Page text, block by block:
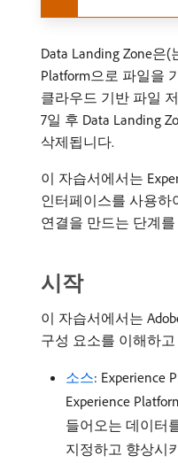
Data Landing Zone은(
Platform으로 파일을
클라우드 기반 파일
7일 후 Data Landing
삭제됩니다.
이 자습서에서는
인터페이스를 사용하
연결을 만드는 단계
시작
이 자습서에서는
구성 요소를 이해하
소스: Experience
Experience
들어오는 데이터
지정하고 향상시